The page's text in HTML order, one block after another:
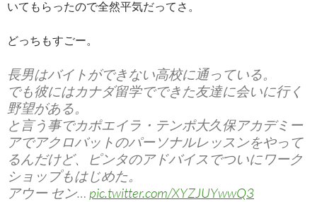
いてもらったので全然平気だってさ。
どっちもすごー。
長男はバイトができない高校に通っている。
でも彼にはカナダ留学でできた友達に会いに行く
野望がある。
と言う事でカポエイラ・テンポ大久保アカデミー
アでアクロバットのパーソナルレッスンをやって
るんだけど、ピンタのアドバイスでついにワーク
ショップもはじめた。
アウー セン… pic.twitter.com/XYZJUYwwQ3